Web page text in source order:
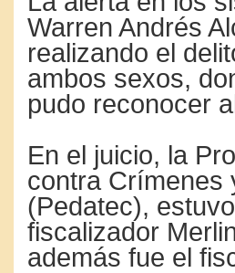
Warren Andrés
realizando el
ambos sexos,
pudo reconocer
En el juicio, la
contra Crímenes
(Pedatec),
fiscalizador
además fue el